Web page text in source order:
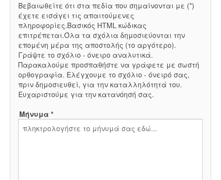
Βεβαιωθείτε ότι στα πεδία που σημαίνονται με (*)
έχετε εισάγει τις απαιτούμενες
πληροφορίες.Βασικός HTML κώδικας
επιτρέπεται.Όλα τα σχόλια δημοσιεύονται την
επομένη μέρα της αποστολής (το αργότερο).
Γράψτε το σχόλιο - όνειρο αναλυτικά.
Παρακαλούμε προσπαθήστε να γράφετε με σωστή
ορθογραφία. Ελέγχουμε το σχόλιο - όνειρό σας,
πριν δημοσιευθεί, για την καταλληλότητά του.
Ευχαριστούμε για την κατανόησή σας.
Μήνυμα *